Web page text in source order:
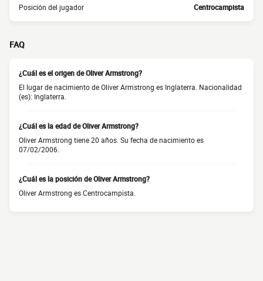
Posición del jugador Centrocampista
FAQ
¿Cuál es el origen de Oliver Armstrong?
El lugar de nacimiento de Oliver Armstrong es Inglaterra. Nacionalidad
(es): Inglaterra.
¿Cuál es la edad de Oliver Armstrong?
Oliver Armstrong tiene 20 años. Su fecha de nacimiento es
07/02/2006.
¿Cuál es la posición de Oliver Armstrong?
Oliver Armstrong es Centrocampista.